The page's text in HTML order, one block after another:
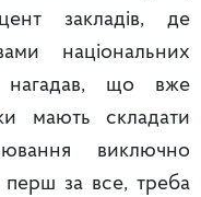
закладів, де
національних
що вже
мають складати
виключно
за все, треба